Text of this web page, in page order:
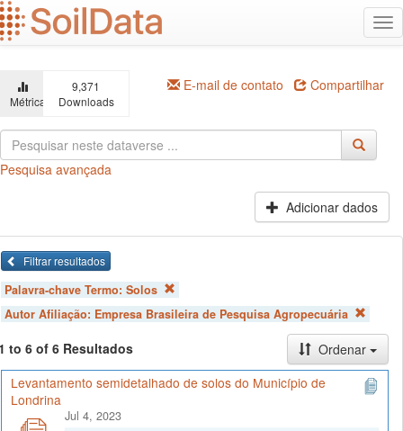
Ir
para
o
principal
Métricas
9,371
Downloads
E-mail de contato Compartilhar
Pesquisa avançada
Adicionar dados
Filtrar resultados
Palavra-chave Termo: Solos
Autor Afiliação: Empresa Brasileira de Pesquisa Agropecuária
to 6 of 6 Resultados
Ordenar
Levantamento semidetalhado de solos do Município de
Londrina
Jul 4, 2023